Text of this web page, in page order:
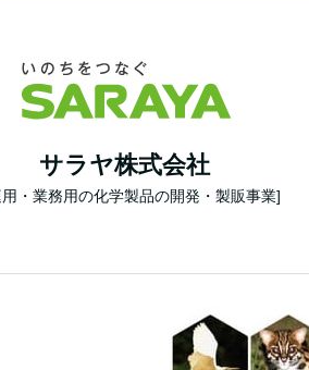
サラヤ株式会社
・業務用の化学製品の開発・製販事業]